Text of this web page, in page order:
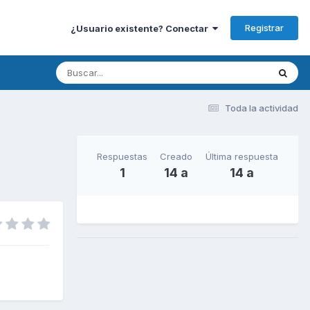
¿Usuario existente? Conectar Registrar
Toda la actividad
Respuestas
1
Creado
14 a
Última respuesta
14 a